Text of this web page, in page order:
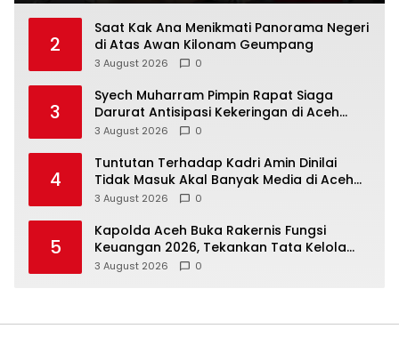
2
Saat Kak Ana Menikmati Panorama Negeri
di Atas Awan Kilonam Geumpang
3 August 2026 0
3
Syech Muharram Pimpin Rapat Siaga
Darurat Antisipasi Kekeringan di Aceh
Besar
3 August 2026 0
4
Tuntutan Terhadap Kadri Amin Dinilai
Tidak Masuk Akal Banyak Media di Aceh
Berpotensi Jadi Korban Selanjutnya
3 August 2026 0
5
Kapolda Aceh Buka Rakernis Fungsi
Keuangan 2026, Tekankan Tata Kelola
Anggaran yang Profesional dan
3 August 2026 0